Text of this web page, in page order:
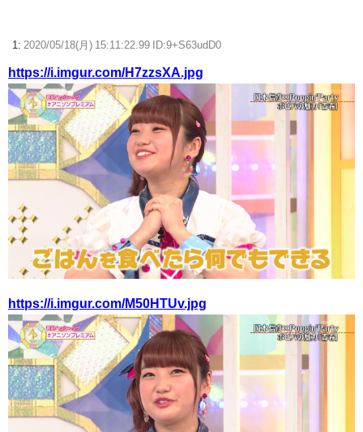
ロキソニン「どんな痛みも治しちゃいますw」←現代のエリクサーや
ろ…
【ウマ娘】ディザイアの謎ポーズ、完全にアレと一致ｗｗｗ
【競馬】G1・2勝 アスコリピチェーノが引退 繁殖入りへ
Powered by livedoor 相互RSS
1: 2020/05/18(月) 15:11:22.99 ID:9+S63udD0
https://i.imgur.com/H7zzsXA.jpg
https://i.imgur.com/M50HTUv.jpg